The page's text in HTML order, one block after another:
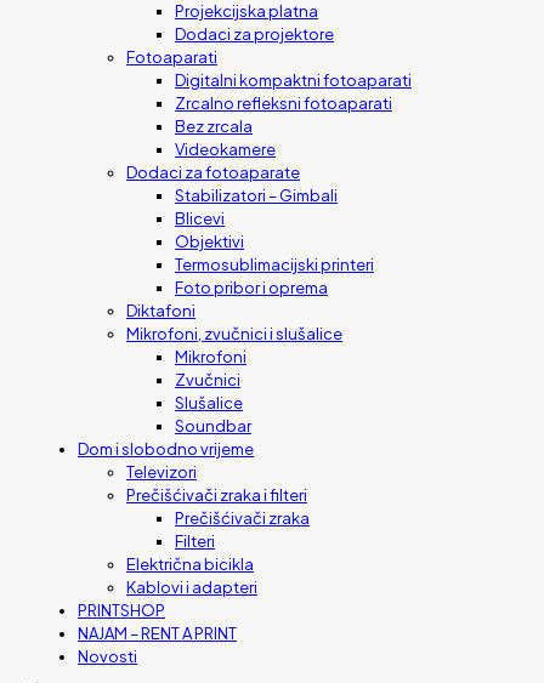
Projekcijska platna
Dodaci za projektore
Fotoaparati
Digitalni kompaktni fotoaparati
Zrcalno refleksni fotoaparati
Bez zrcala
Videokamere
Dodaci za fotoaparate
Stabilizatori – Gimbali
Blicevi
Objektivi
Termosublimacijski printeri
Foto pribor i oprema
Diktafoni
Mikrofoni, zvučnici i slušalice
Mikrofoni
Zvučnici
Slušalice
Soundbar
Dom i slobodno vrijeme
Televizori
Prečišćivači zraka i filteri
Prečišćivači zraka
Filteri
Električna bicikla
Kablovi i adapteri
PRINTSHOP
NAJAM – RENT A PRINT
Novosti